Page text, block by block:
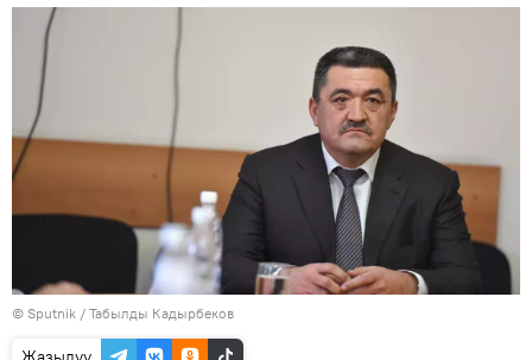
© Sputnik / Табылды Кадырбеков